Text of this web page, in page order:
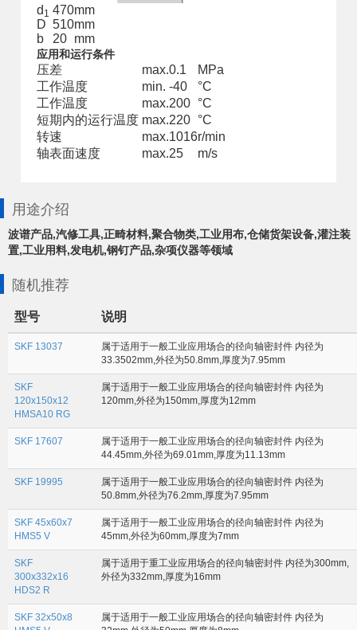
d 1 470mm
D 510mm
b
20 mm
应用和运行条件
压差 max.0.1
MPa
工作温度
min. -40
°C
工作温度
max.200 °C
短期内的运行温度 max.220 °C
转速
max.1016r/min
轴表面速度
max.25 m/s
用途介绍
波谱产品,汽修工具,正畸材料,聚合物类,工业用布,仓储货架设备,灌注装
置,工业用料,发电机,钢钉产品,杂项仪器等领域
随机推荐
型号 说明
SKF 13037
属于适用于一般工业应用场合的径向轴密封件 内径为
33.3502mm,外径为50.8mm,厚度为7.95mm
SKF
120x150x12
HMSA10 RG
属于适用于一般工业应用场合的径向轴密封件 内径为
120mm,外径为150mm,厚度为12mm
SKF 17607
属于适用于一般工业应用场合的径向轴密封件 内径为
44.45mm,外径为69.01mm,厚度为11.13mm
SKF 19995
属于适用于一般工业应用场合的径向轴密封件 内径为
50.8mm,外径为76.2mm,厚度为7.95mm
SKF 45x60x7
HMS5 V
属于适用于一般工业应用场合的径向轴密封件 内径为
45mm,外径为60mm,厚度为7mm
SKF
300x332x16
HDS2 R
属于适用于重工业应用场合的径向轴密封件 内径为300mm,
外径为332mm,厚度为16mm
SKF 32x50x8
属于适用于一般工业应用场合的径向轴密封件 内径为